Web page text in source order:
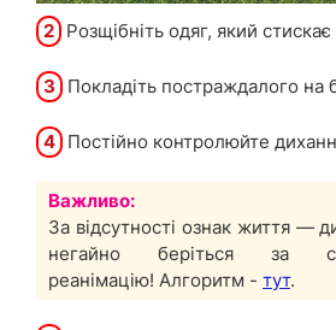
2 Розщібніть одяг, який стискає
3 Покладіть постраждалого на
4 Постійно контролюйте
Важливо:
За відсутності ознак життя —
негайно беріться за
реанімацію! Алгоритм - тут.